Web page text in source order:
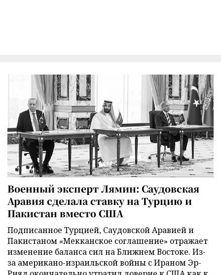
Военный эксперт Лямин: Саудовская
Аравия сделала ставку на Турцию и
Пакистан вместо США
Подписанное Турцией, Саудовской Аравией и
Пакистаном «Мекканское соглашение» отражает
изменение баланса сил на Ближнем Востоке. Из-
за американо-израильской войны с Ираном Эр-